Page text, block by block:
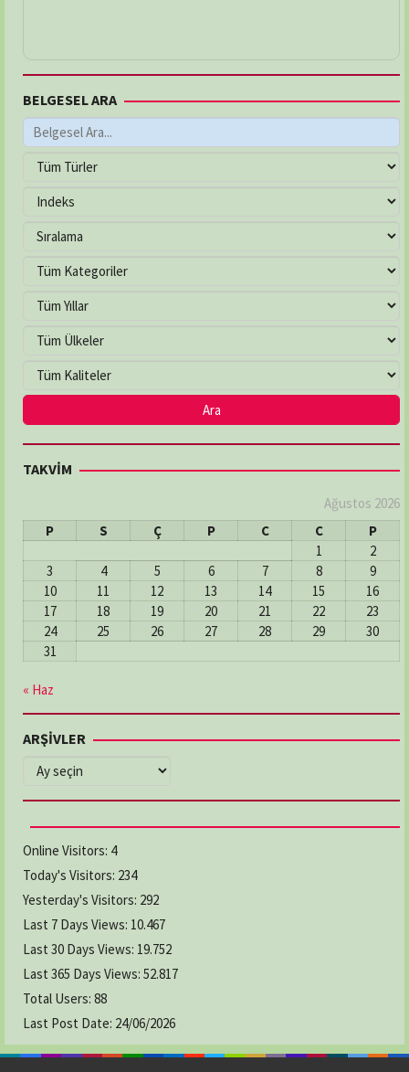
BELGESEL ARA
TAKVİM
Ağustos 2026
P
S Ç P C C
P
1
2
3
4 5 6 7 8
9
10
11 12 13 14 15
16
17
18 19 20 21 22
23
24
25 26 27 28 29
30
31
« Haz
ARŞİVLER
ARŞİVLER
Online Visitors: 4
Today's Visitors: 234
Yesterday's Visitors: 292
Last 7 Days Views: 10.467
Last 30 Days Views: 19.752
Last 365 Days Views: 52.817
Total Users: 88
Last Post Date: 24/06/2026